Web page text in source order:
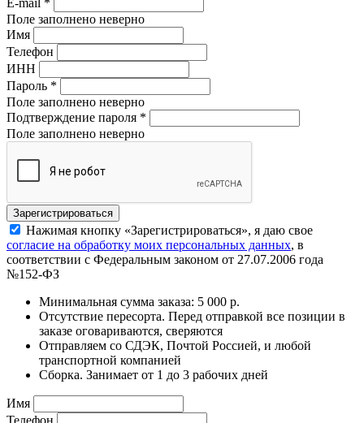
Поле заполнено неверно
Имя
Телефон
ИНН
Пароль *
Поле заполнено неверно
Подтверждение пароля *
Поле заполнено неверно
Нажимая кнопку «Зарегистрироваться», я даю свое
согласие на обработку моих персональных данных, в
соответствии с Федеральным законом от 27.07.2006 года
№152-ФЗ
Минимальная сумма заказа: 5 000 р.
Отсутствие пересорта. Перед отправкой все позиции в
заказе оговариваются, сверяются
Отправляем со СДЭК, Почтой Россией, и любой
транспортной компанией
Сборка. Занимает от 1 до 3 рабочих дней
Имя
Телефон